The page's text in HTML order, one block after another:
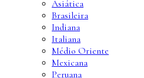
Asiática
Brasileira
Indiana
Italiana
Médio Oriente
Mexicana
Peruana